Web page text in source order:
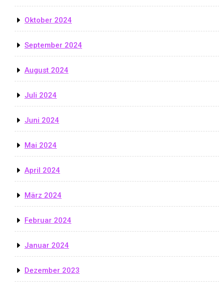
Oktober 2024
September 2024
August 2024
Juli 2024
Juni 2024
Mai 2024
April 2024
März 2024
Februar 2024
Januar 2024
Dezember 2023